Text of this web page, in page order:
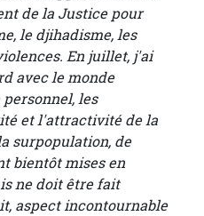
de la Justice pour
le djihadisme, les
En juillet, j'ai
avec le monde
les
et l'attractivité de la
surpopulation, de
bientôt mises en
ne doit être fait
aspect incontournable